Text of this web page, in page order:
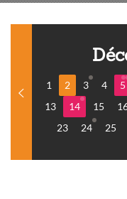
1 2 3 4 5
13
14 15
23
24 25